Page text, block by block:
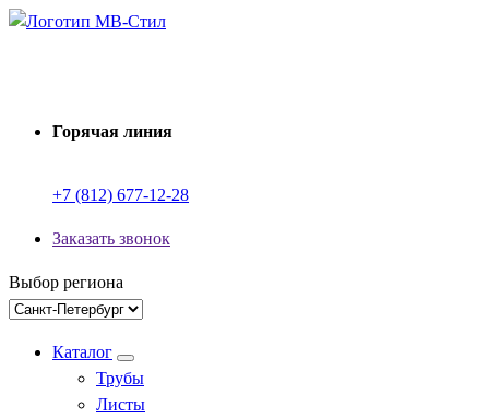
Перейти
Горячая линия
+7 (812) 677-12-28
Заказать звонок
Выбор региона
Каталог
Трубы
Листы